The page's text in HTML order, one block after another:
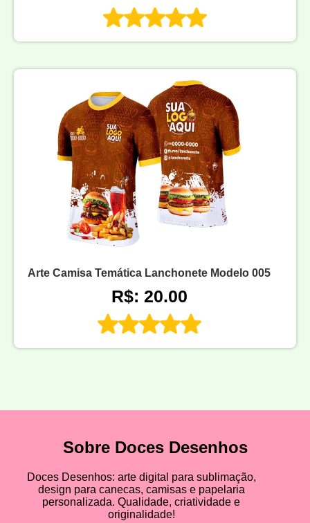
Arte Camisa Temática Lanchonete Modelo 005
R$: 20.00
Sobre Doces Desenhos
Doces Desenhos: arte digital para sublimação,
design para canecas, camisas e papelaria
personalizada. Qualidade, criatividade e
originalidade!